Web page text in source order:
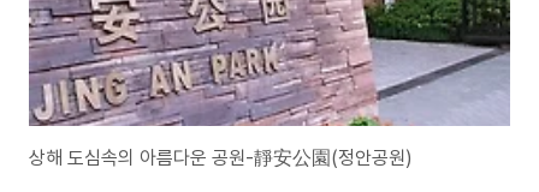
상해 도심속의 아름다운 공원-靜安公園(정안공원)